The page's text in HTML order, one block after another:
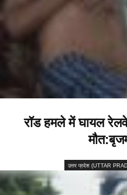
रॉड हमले में घायल
उत्तर प्रदेश (UTTAR